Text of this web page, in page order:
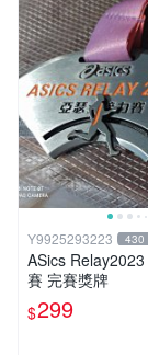
Y9925293223 430
ASics
賽 完賽獎牌
$299